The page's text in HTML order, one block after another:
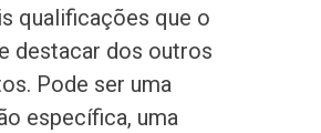
qualificações que o
destacar dos outros
Pode ser uma
específica, uma